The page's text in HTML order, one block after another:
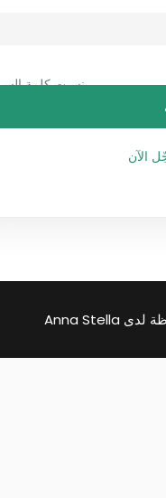
نسيت كلمة
الآن Lost your